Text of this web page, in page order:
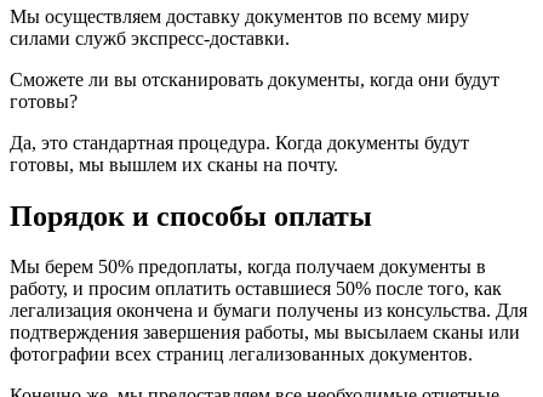
Мы осуществляем доставку документов по всему миру
силами служб экспресс-доставки.
Сможете ли вы отсканировать документы, когда они будут
готовы?
Да, это стандартная процедура. Когда документы будут
готовы, мы вышлем их сканы на почту.
Порядок и способы оплаты
Мы берем 50% предоплаты, когда получаем документы в
работу, и просим оплатить оставшиеся 50% после того, как
легализация окончена и бумаги получены из консульства. Для
подтверждения завершения работы, мы высылаем сканы или
фотографии всех страниц легализованных документов.